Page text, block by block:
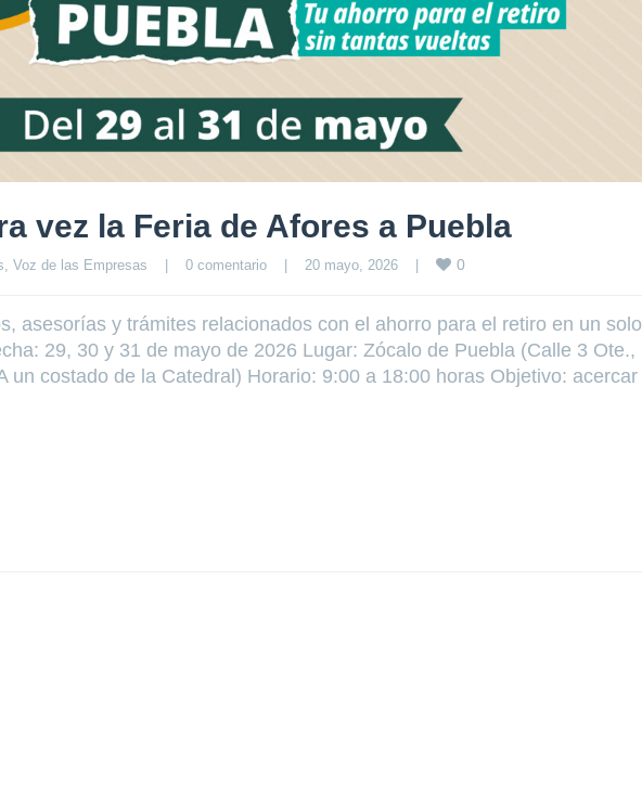
vez la Feria de Afores a Puebla
, Voz de las Empresas 0 comentario 20 mayo, 2026 0
asesorías y trámites relacionados con el ahorro para el retiro en un solo
29, 30 y 31 de mayo de 2026 Lugar: Zócalo de Puebla (Calle 3 Ote.,
un costado de la Catedral) Horario: 9:00 a 18:00 horas Objetivo: acercar